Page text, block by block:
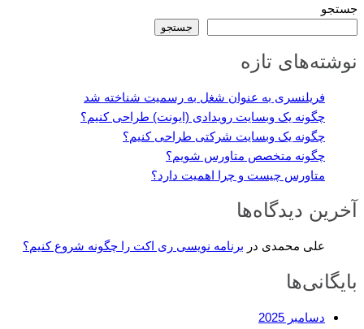
جستجو
جستجو
نوشته‌های تازه
فریلنسری به عنوان شغل به رسمیت شناخته شد
چگونه یک وبسایت رویدادی (ایونت) طراحی کنیم؟
چگونه یک وبسایت شرکتی طراحی کنیم؟
چگونه متخصص متاورس شویم؟
متاورس چیست و چرا اهمیت دارد؟
آخرین دیدگاه‌ها
علی محمدی در برنامه نویسی ری اکت را چگونه شروع کنیم؟
بایگانی‌ها
دسامبر 2025